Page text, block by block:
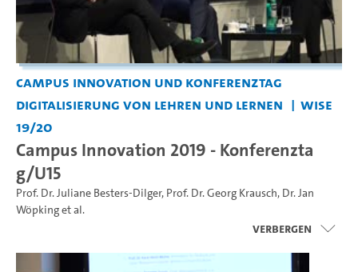
Campus Innovation und Konferenztag
Digitalisierung von Lehren und Lernen
WiSe
19/20
Campus Innovation 2019 - Konferenzta
g/U15
Prof. Dr. Juliane Besters-Dilger, Prof. Dr. Georg Krausch, Dr. Jan
Wöpkinget al.
Verbergen